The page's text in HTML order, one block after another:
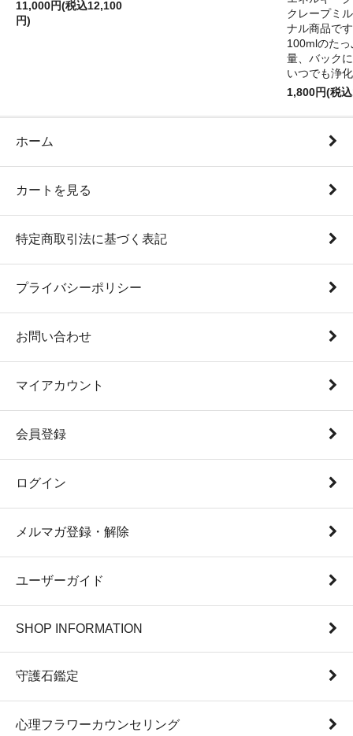
11,000円(税込12,100
円)
クレープミ
ナル商品で
100mlのた
量、バック
いつでも浄
1,800円(税
ホーム
カートを見る
特定商取引法に基づく表記
プライバシーポリシー
お問い合わせ
マイアカウント
会員登録
ログイン
メルマガ登録・解除
ユーザーガイド
SHOP INFORMATION
守護石鑑定
心理フラワーカウンセリング